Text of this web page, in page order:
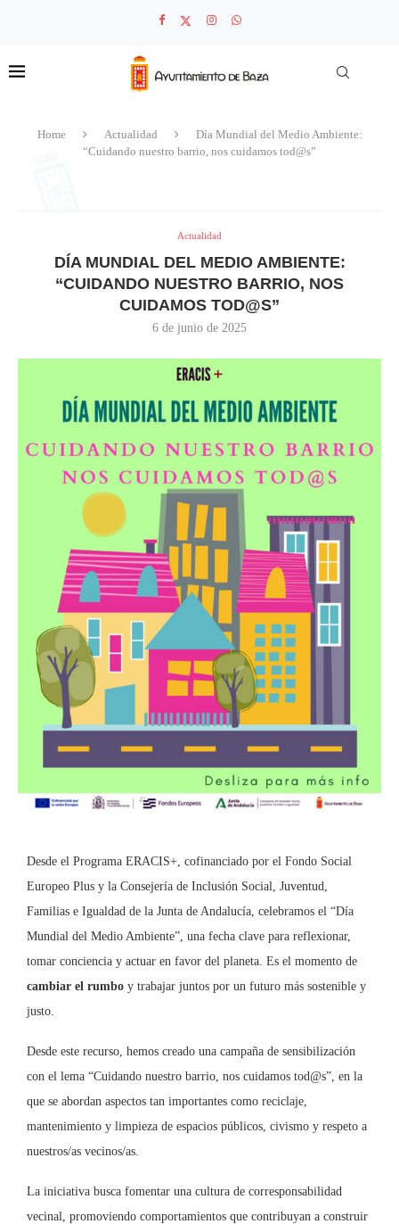
Home Actualidad
Día Mundial del Medio Ambiente:
“Cuidando nuestro barrio, nos cuidamos tod@s”
Actualidad
DÍA MUNDIAL DEL MEDIO AMBIENTE:
“CUIDANDO NUESTRO BARRIO, NOS
CUIDAMOS TOD@S”
6 de junio de 2025
Desde el Programa ERACIS+, cofinanciado por el Fondo Social
Europeo Plus y la Consejería de Inclusión Social, Juventud,
Familias e Igualdad de la Junta de Andalucía, celebramos el “Día
Mundial del Medio Ambiente”, una fecha clave para reflexionar,
tomar conciencia y actuar en favor del planeta. Es el momento de
cambiar el rumbo y trabajar juntos por un futuro más sostenible y
justo.
Desde este recurso, hemos creado una campaña de sensibilización
con el lema “Cuidando nuestro barrio, nos cuidamos tod@s”, en la
que se abordan aspectos tan importantes como reciclaje,
mantenimiento y limpieza de espacios públicos, civismo y respeto a
nuestros/as vecinos/as.
La iniciativa busca fomentar una cultura de corresponsabilidad
vecinal, promoviendo comportamientos que contribuyan a construir